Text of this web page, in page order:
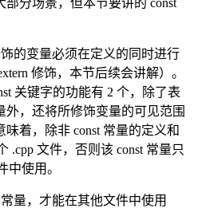
分场景，但本节要讲的 const
的变量必须在定义的同时进行
修饰，本节后续会讲解）。
关键字的功能有 2 个，除了表
外，还将所修饰变量的可见范围
味着，除非 const 常量的定义和
.cpp 文件，否则该 const 常量只
中使用。
量，才能在其他文件中使用